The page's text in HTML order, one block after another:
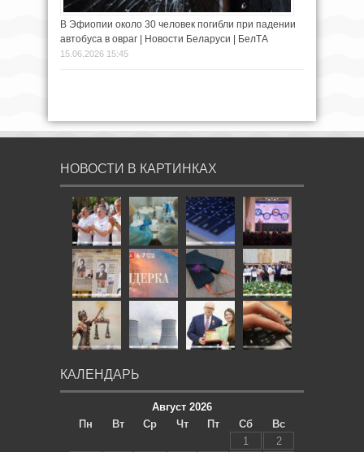
В Эфиопии около 30 человек погибли при падении
автобуса в овраг | Новости Беларуси | БелТА
15.06.2026 15:45
НОВОСТИ В КАРТИНКАХ
КАЛЕНДАРЬ
Август 2026
Пн
Вт Ср Чт Пт Сб
Вс
1
2